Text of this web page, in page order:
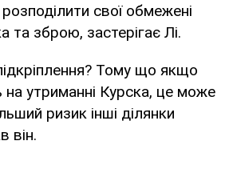
свої обмежені
та зброю, застерігає Лі.
Тому що якщо
на утриманні Курска, це може
ризик інші ділянки
він.